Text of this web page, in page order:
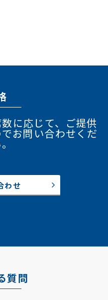
に応じて、ご提供
お問い合わせくだ
わせ
質問